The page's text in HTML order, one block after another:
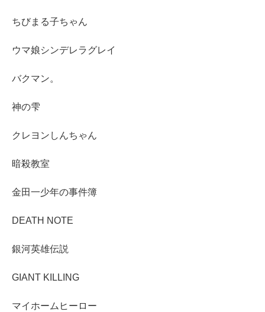
ちびまる子ちゃん
ウマ娘シンデレラグレイ
バクマン。
神の雫
クレヨンしんちゃん
暗殺教室
金田一少年の事件簿
DEATH NOTE
銀河英雄伝説
GIANT KILLING
マイホームヒーロー